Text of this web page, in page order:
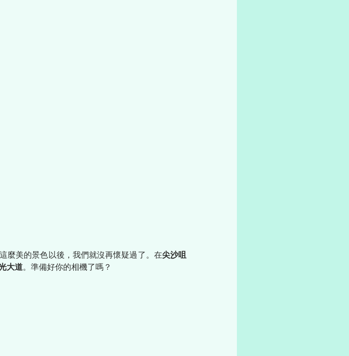
麼美的景色以後，我們就沒再懷疑過了。在尖沙咀
大道。準備好你的相機了嗎？